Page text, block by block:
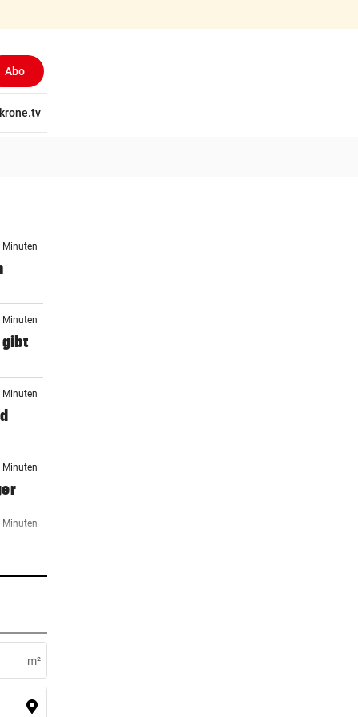
Abo
krone.tv
Minuten
Minuten
Minuten
Minuten
Minuten
m²